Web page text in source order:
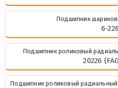
Подшипник
6-226
Подшипник роликовый
20226
Подшипник роликовый радиальный